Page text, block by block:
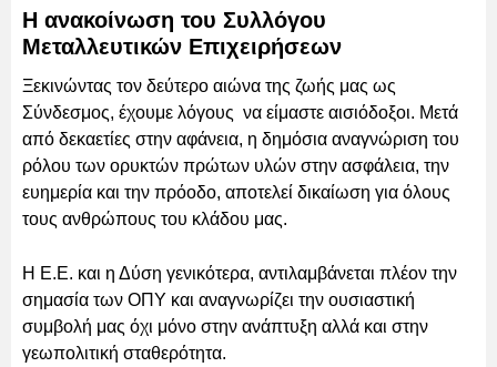
Η ανακοίνωση του Συλλόγου
Μεταλλευτικών Επιχειρήσεων
Ξεκινώντας τον δεύτερο αιώνα της ζωής μας ως
Σύνδεσμος, έχουμε λόγους να είμαστε αισιόδοξοι. Μετά
από δεκαετίες στην αφάνεια, η δημόσια αναγνώριση του
ρόλου των ορυκτών πρώτων υλών στην ασφάλεια, την
ευημερία και την πρόοδο, αποτελεί δικαίωση για όλους
τους ανθρώπους του κλάδου μας.
Η Ε.Ε. και η Δύση γενικότερα, αντιλαμβάνεται πλέον την
σημασία των ΟΠΥ και αναγνωρίζει την ουσιαστική
συμβολή μας όχι μόνο στην ανάπτυξη αλλά και στην
γεωπολιτική σταθερότητα.